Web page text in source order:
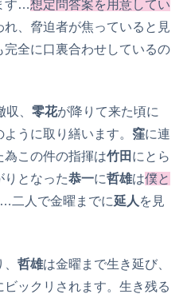
す…想定問答案を用意してい
れ、脅迫者が焦っていると見
完全に口裏合わせしているの
、 零花が降りて来た頃に
うに取り繕います。 窪に連
この件の指揮は竹田 にとら
りとなった恭一に哲雄は僕と
二人で金曜までに延人を見
哲雄は金曜まで生き延び、
ビックリされます。生き残る